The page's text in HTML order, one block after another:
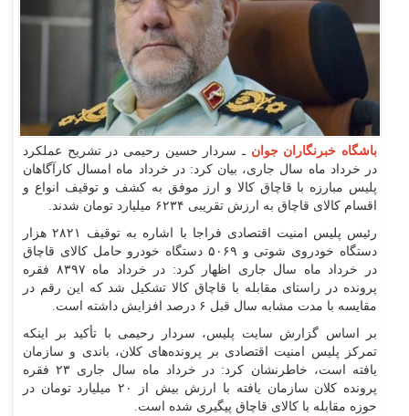
باشگاه خبرنگاران جوان ـ سردار حسین رحیمی در تشریح عملکرد
در خرداد ماه سال جاری، بیان کرد: در خرداد ماه امسال کارآگاهان
پلیس مبارزه با قاچاق کالا و ارز موفق به کشف و توقیف انواع و
اقسام کالای قاچاق به ارزش تقریبی ۶۲۳۴ میلیارد تومان شدند.
رئیس پلیس امنیت اقتصادی فراجا با اشاره به توقیف ۲۸۲۱ هزار
دستگاه خودروی شوتی و ۵۰۶۹ دستگاه خودرو حامل کالای قاچاق
در خرداد ماه سال جاری اظهار کرد: در خرداد ماه ۸۳۹۷ فقره
پرونده در راستای مقابله با قاچاق کالا تشکیل شد که این رقم در
مقایسه با مدت مشابه سال قبل ۶ درصد افزایش داشته است.
بر اساس گزارش سایت پلیس، سردار رحیمی با تأکید بر اینکه
تمرکز پلیس امنیت اقتصادی بر پرونده‌های کلان، باندی و سازمان
یافته است، خاطرنشان کرد: در خرداد ماه سال جاری ۲۳ فقره
پرونده کلان سازمان یافته با ارزش بیش از ۲۰ میلیارد تومان در
حوزه مقابله با کالای قاچاق پیگیری شده است.